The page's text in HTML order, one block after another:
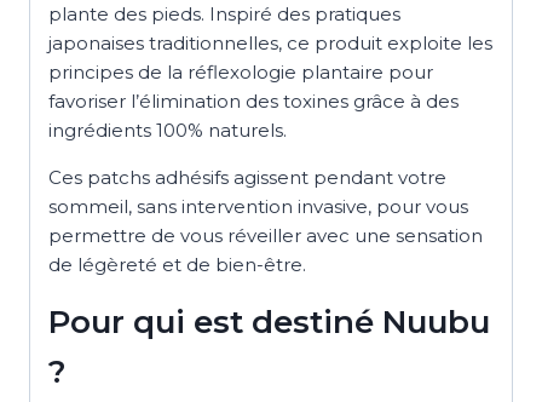
plante des pieds. Inspiré des pratiques
japonaises traditionnelles, ce produit exploite les
principes de la réflexologie plantaire pour
favoriser l’élimination des toxines grâce à des
ingrédients 100% naturels.
Ces patchs adhésifs agissent pendant votre
sommeil, sans intervention invasive, pour vous
permettre de vous réveiller avec une sensation
de légèreté et de bien-être.
Pour qui est destiné Nuubu
?